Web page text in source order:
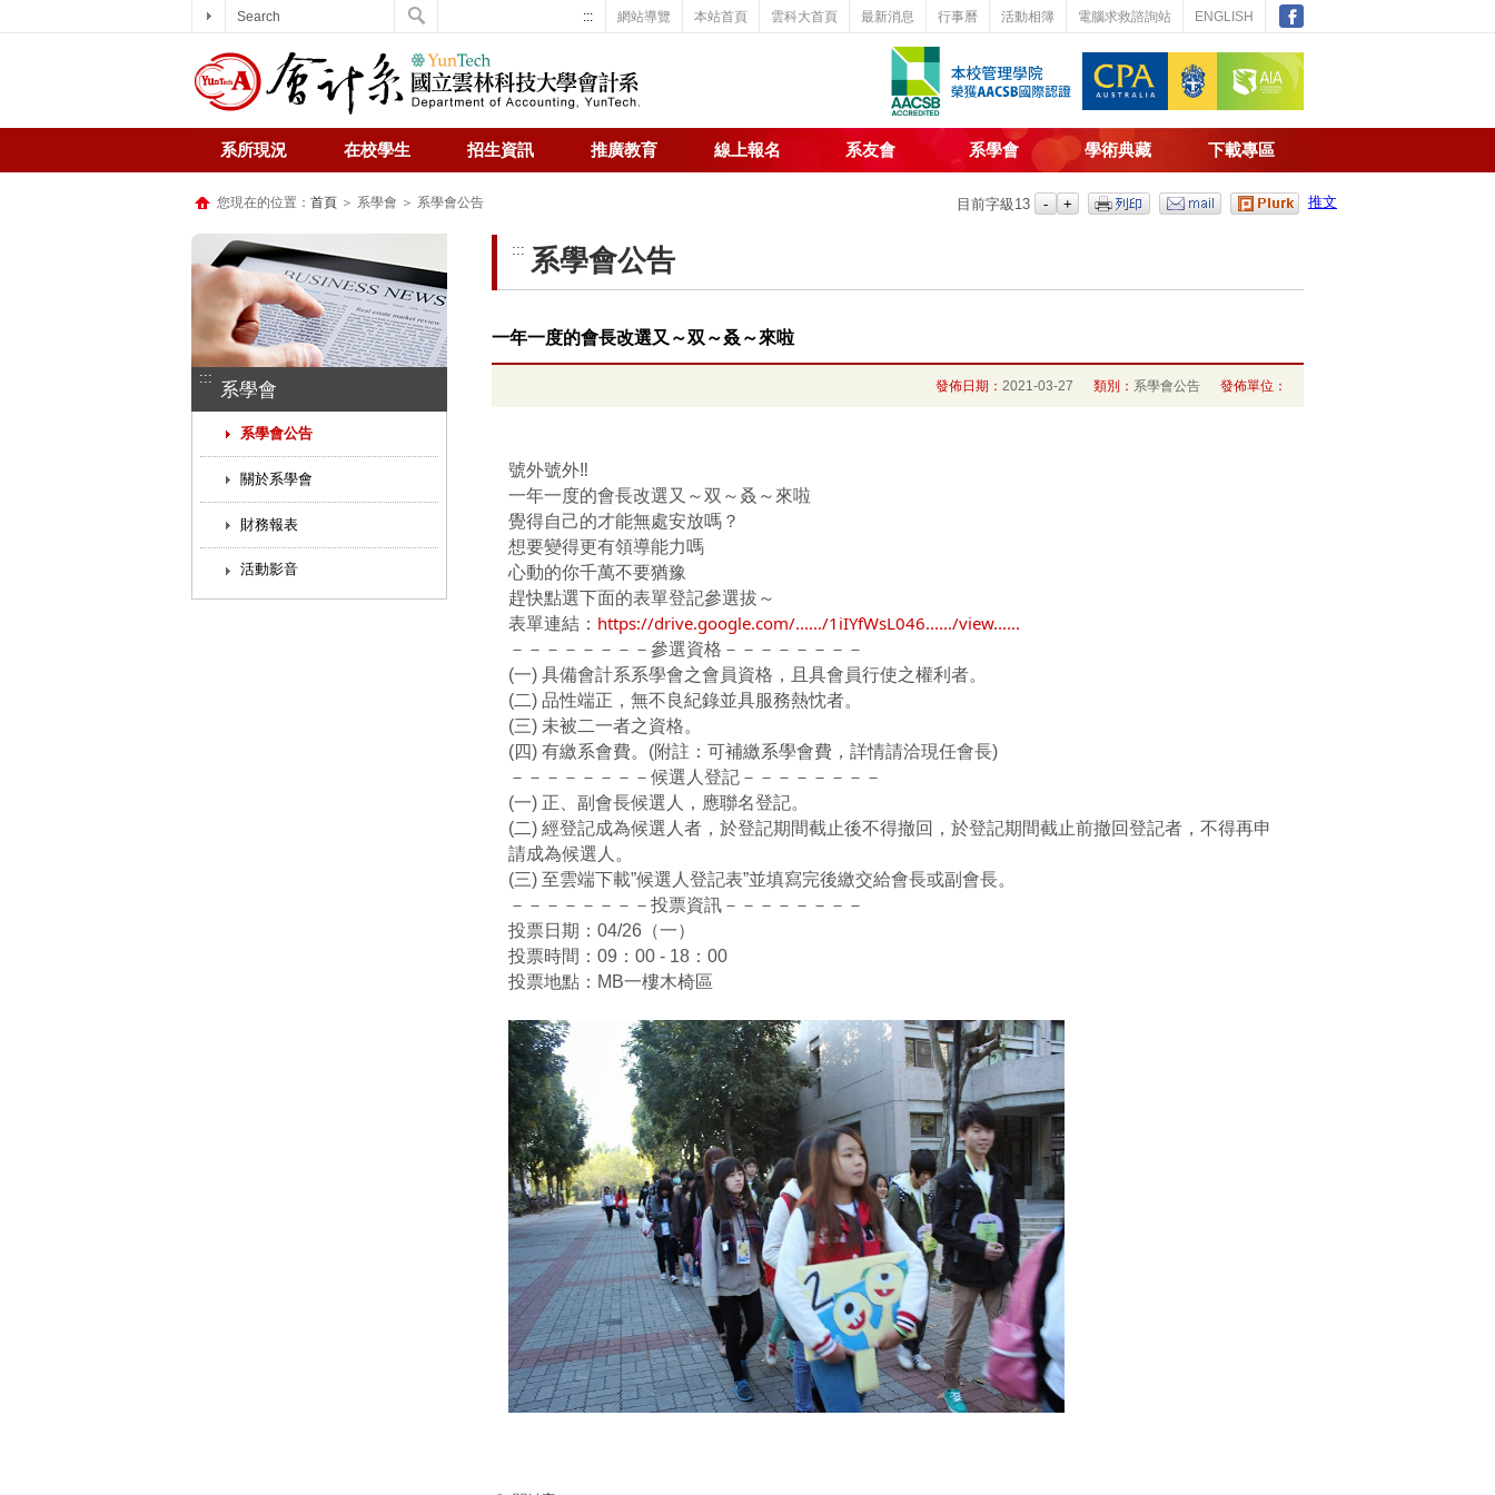
ENGLISH
電腦求救諮詢站
活動相簿
行事曆
最新消息
雲科大首頁
本站首頁
網站導覽
:::
系所現況 在校學生 招生資訊 推廣教育 線上報名 系友會 系學會 學術典藏 下載專區
您現在的位置： 首頁 ＞ 系學會 ＞ 系學會公告 推文
目前字級 13
:::
系學會
系學會公告
關於系學會
財務報表
活動影音
::: 系學會公告
一年一度的會長改選又～双～叒～來啦
發佈日期：2021-03-27類別： 系學會公告發佈單位：
號外號外‼️
一年一度的會長改選又～双～叒～來啦
覺得自己的才能無處安放嗎？
想要變得更有領導能力嗎
心動的你千萬不要猶豫
趕快點選下面的表單登記參選拔～
表單連結： https://drive.google.com/....../1iIYfWsL046....../view......
－－－－－－－－參選資格－－－－－－－－
(一) 具備會計系系學會之會員資格，且具會員行使之權利者。
(二) 品性端正，無不良紀錄並具服務熱忱者。
(三) 未被二一者之資格。
(四) 有繳系會費。(附註：可補繳系學會費，詳情請洽現任會長)
－－－－－－－－候選人登記－－－－－－－－
(一) 正、副會長候選人，應聯名登記。
(二) 經登記成為候選人者，於登記期間截止後不得撤回，於登記期間截止前撤回登記者，不得再申
請成為候選人。
(三) 至雲端下載”候選人登記表”並填寫完後繳交給會長或副會長。
－－－－－－－－投票資訊－－－－－－－－
投票日期：04/26（一）
投票時間：09：00 - 18：00
投票地點：MB一樓木椅區
Search